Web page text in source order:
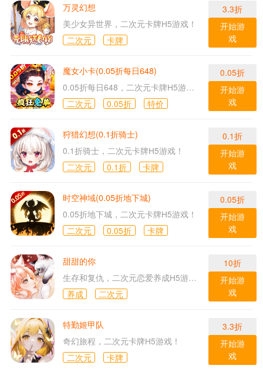
万灵幻想
美少女异世界，二次元卡牌H5游戏！
二次元
卡牌
3.3折
开始游
戏
魔女小卡(0.05折每日648)
0.05折每日648，二次元卡牌H5游戏！
二次元
0.05折 特价
0.05折
开始游
戏
狩猎幻想(0.1折骑士)
0.1折骑士，二次元卡牌H5游戏！
二次元
0.1折 卡牌
0.1折
开始游
戏
时空神域(0.05折地下城)
0.05折地下城，二次元卡牌H5游戏！
二次元
0.05折 卡牌
0.05折
开始游
戏
甜甜的你
生存和复仇，二次元恋爱养成H5游戏！
养成
二次元
10折
开始游
戏
特勤姬甲队
奇幻旅程，二次元卡牌H5游戏！
二次元
卡牌
3.3折
开始游
戏